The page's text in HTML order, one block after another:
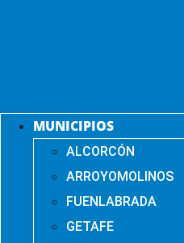
MUNICIPIOS
ALCORCÓN
ARROYOMOLINOS
FUENLABRADA
GETAFE